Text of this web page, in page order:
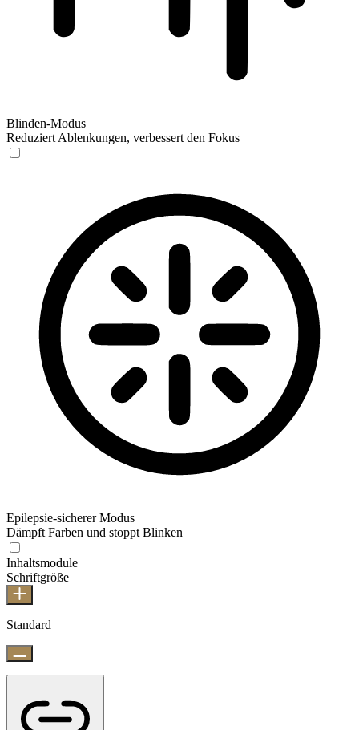
Blinden-Modus
Reduziert Ablenkungen, verbessert den Fokus
Epilepsie-sicherer Modus
Dämpft Farben und stoppt Blinken
Inhaltsmodule
Schriftgröße
Standard